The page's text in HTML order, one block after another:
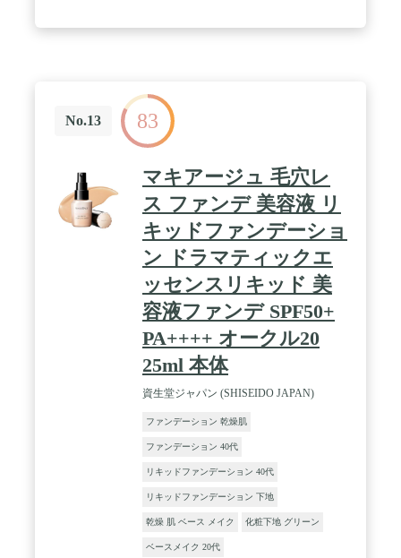
No.13 83
マキアージュ 毛穴レ
ス ファンデ 美容液 リ
キッドファンデーショ
ン ドラマティックエ
ッセンスリキッド 美
容液ファンデ SPF50+
PA++++ オークル20
25ml 本体
資生堂ジャパン (SHISEIDO JAPAN)
ファンデーション 乾燥肌
ファンデーション 40代
リキッドファンデーション 40代
リキッドファンデーション 下地
乾燥 肌 ベース メイク 化粧下地 グリーン
ベースメイク 20代